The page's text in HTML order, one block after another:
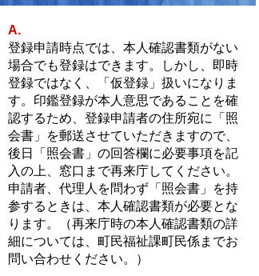
A.
登録申請時点では、本人確認書類がない
場合でも登録はできます。しかし、即時
登録ではなく、「仮登録」扱いになりま
す。印鑑登録が本人意思であることを確
認するため、登録申請者の住所宛に「照
会書」を郵送させていただきますので、
後日「照会書」の回答欄に必要事項を記
入の上、窓口まで再来庁してください。
申請者、代理人を問わず「照会書」を持
参するときは、本人確認書類が必要とな
ります。（再来庁時の本人確認書類の詳
細については、町民福祉課町民係までお
問い合わせください。）